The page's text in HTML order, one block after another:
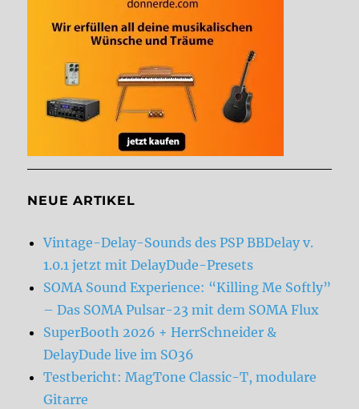
NEUE ARTIKEL
Vintage-Delay-Sounds des PSP BBDelay v.
1.0.1 jetzt mit DelayDude-Presets
SOMA Sound Experience: “Killing Me Softly”
– Das SOMA Pulsar-23 mit dem SOMA Flux
SuperBooth 2026 + HerrSchneider &
DelayDude live im SO36
Testbericht: MagTone Classic-T, modulare
Gitarre